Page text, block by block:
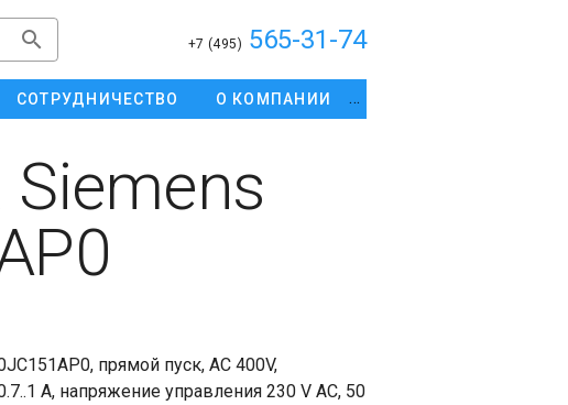
+7 (495) 565-31-74
СОТРУДНИЧЕСТВО О КОМПАНИИ
прямой пуск, AC 400V,
A, напряжение управления 230 V AC, 50